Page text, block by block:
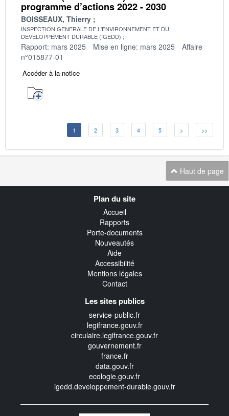
programme d’actions 2022 - 2030
BOISSEAUX, Thierry
INSPECTION GENERALE DE L'ENVIRONNEMENT ET DU
DEVELOPPEMENT DURABLE (IGEDD)
Rapport: mars 2025 Mise en ligne: mars 2025
Affaire
n°015877-01
Accéder à la notice
1 2 3 4 5 > >>
Haut de page
Plan du site
Accueil
Rapports
Porte-documents
Nouveautés
Aide
Accessibilité
Mentions légales
Contact
Les sites publics
service-public.fr
legifrance.gouv.fr
circulaire.legifrance.gouv.fr
gouvernement.fr
france.fr
data.gouv.fr
ecologie.gouv.fr
igedd.developpement-durable.gouv.fr